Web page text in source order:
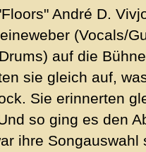
André D.
(Vocals/
auf die
sie gleich auf,
Sie erinnerten
so ging es den
ihre Songauswahl